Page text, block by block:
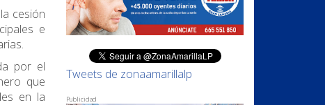
cesión
e
por el
que
en la
Tweets de zonaamarillalp
Publicidad